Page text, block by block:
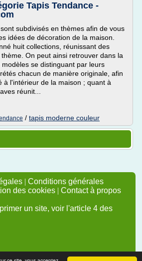
Tapis Tendance -
subdivisés en thèmes afin de vous
idées de décoration de la maison.
huit collections, réunissant des
On peut ainsi retrouver dans la
se distinguant par leurs
chacun de manière originale, afin
à l'intérieur de la maison ; quant à
réunit...
/ tapis moderne couleur
| Conditions générales
des cookies | Contact à propos
un site, voir l'article 4 des